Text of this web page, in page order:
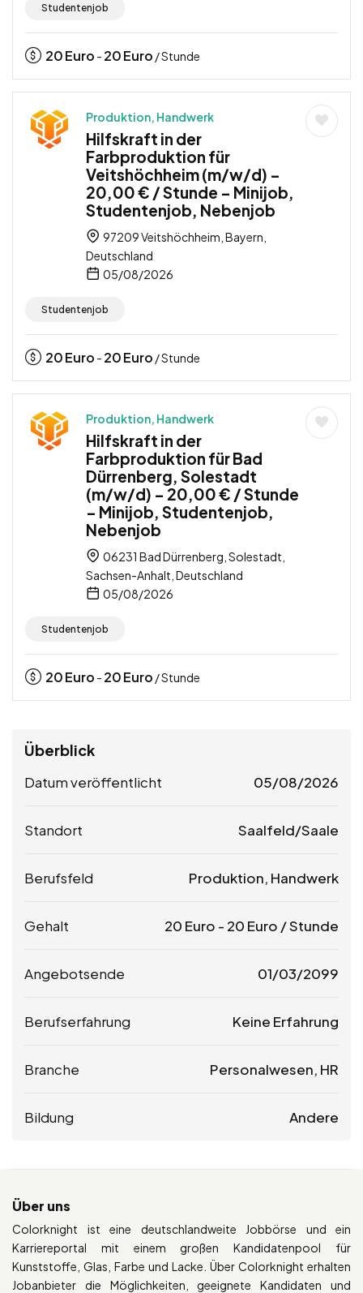
Studentenjob
20Euro - 20Euro / Stunde
Produktion, Handwerk
Hilfskraft in der
Farbproduktion für
Veitshöchheim (m/w/d) –
20,00 € / Stunde – Minijob,
Studentenjob, Nebenjob
97209 Veitshöchheim, Bayern,
Deutschland
05/08/2026
Studentenjob
20Euro - 20Euro / Stunde
Produktion, Handwerk
Hilfskraft in der
Farbproduktion für Bad
Dürrenberg, Solestadt
(m/w/d) – 20,00 € / Stunde
– Minijob, Studentenjob,
Nebenjob
06231 Bad Dürrenberg, Solestadt,
Sachsen-Anhalt, Deutschland
05/08/2026
Studentenjob
20Euro - 20Euro / Stunde
Überblick
Datum veröffentlicht 05/08/2026
Standort Saalfeld/Saale
Berufsfeld Produktion, Handwerk
Gehalt 20 Euro - 20 Euro / Stunde
Angebotsende 01/03/2099
Berufserfahrung Keine Erfahrung
Branche Personalwesen, HR
Bildung Andere
Über uns
Colorknight ist eine deutschlandweite Jobbörse und ein
Karriereportal mit einem großen Kandidatenpool für
Kunststoffe, Glas, Farbe und Lacke. Über Colorknight erhalten
Jobanbieter die Möglichkeiten, geeignete Kandidaten und